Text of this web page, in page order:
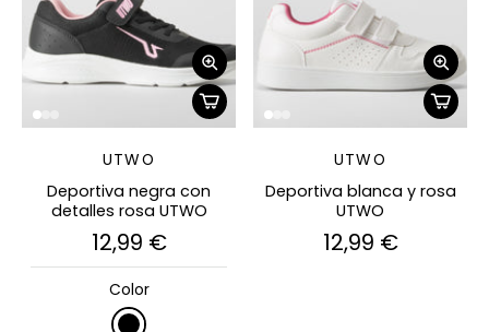
UTWO
Deportiva negra con
detalles rosa UTWO
12,99 €
Color
UTWO
Deportiva blanca y rosa
UTWO
12,99 €